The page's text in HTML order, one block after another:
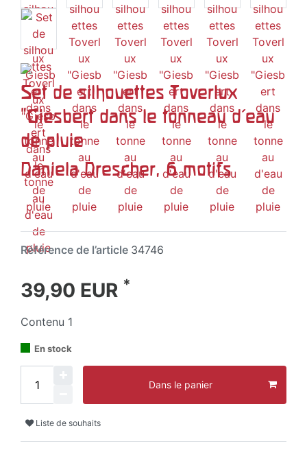
Set de silhouettes Toverlux
"Giesbert dans le tonneau d'eau
de pluie
Daniela Drescher, 6 motifs
Référence de l’article 34746
39,90 EUR *
Contenu 1
En stock
Dans le panier
Liste de souhaits